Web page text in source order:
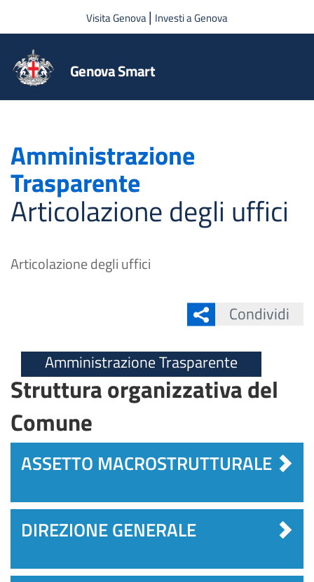
Salta al contenuto principale
Visita Genova| Investi a Genova
Genova Smart
Amministrazione
Trasparente
Articolazione degli uffici
Articolazione degli uffici
Condividi
Amministrazione Trasparente
Struttura organizzativa del
Comune
ASSETTO MACROSTRUTTURALE
DIREZIONE GENERALE